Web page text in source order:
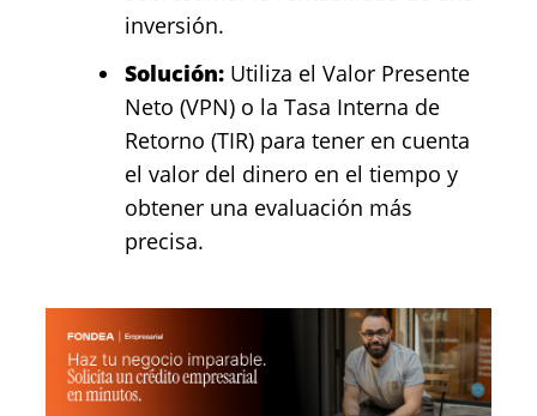
inversión.
Solución: Utiliza el Valor Presente
Neto (VPN) o la Tasa Interna de
Retorno (TIR) para tener en cuenta
el valor del dinero en el tiempo y
obtener una evaluación más
precisa.